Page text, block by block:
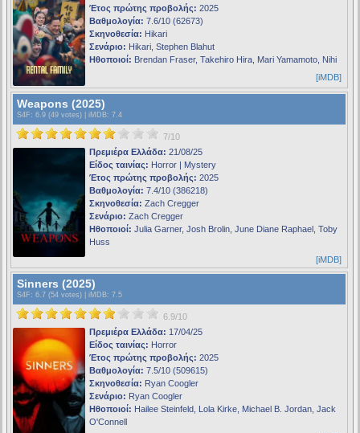
Έτος πρώτης προβολής: 2025
Βαθμολογία: 7.6/10 (62673)
Σκηνοθεσία: Hikari
Σενάριο: Hikari, Stephen Blahut
Ηθοποιοί: Brendan Fraser, Takehiro Hira, Mari Yamamoto, Nihi
[iMDB]
Weapons (2025)
S4F : 6.9 (49 votes) | iMDB: 7.4
7/10
Πρεμιέρα Ελλάδα: 21/08/25
Είδος ταινίας: Horror | Mystery
Έτος πρώτης προβολής: 2025
Βαθμολογία: 7.4/10 (386218)
Σκηνοθεσία: Zach Cregger
Σενάριο: Zach Cregger
Ηθοποιοί: Julia Garner, Josh Brolin, June Diane Raphael, Toby
Huss
[iMDB]
Sinners (2025)
S4F : 6.7 (54 votes) | iMDB: 7.5
6.9/10
Πρεμιέρα Ελλάδα: 17/04/25
Είδος ταινίας: Horror
Έτος πρώτης προβολής: 2025
Βαθμολογία: 7.5/10 (509615)
Σκηνοθεσία: Ryan Coogler
Σενάριο: Ryan Coogler
Ηθοποιοί: Hailee Steinfeld, Lola Kirke, Michael B. Jordan, Jack
O'Connell